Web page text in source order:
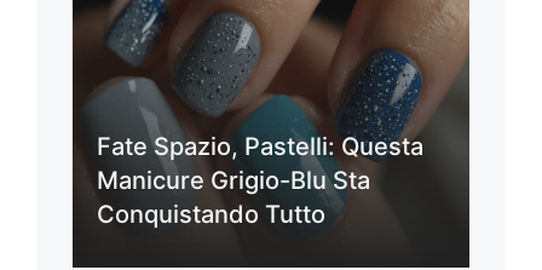
Fate Spazio, Pastelli: Questa
Manicure Grigio-Blu Sta
Conquistando Tutto